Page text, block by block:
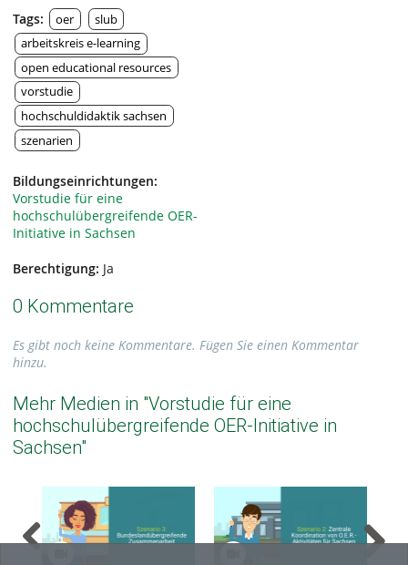
Tags:
oer
slub
arbeitskreis e-learning
open educational resources
vorstudie
hochschuldidaktik sachsen
szenarien
Bildungseinrichtungen:
Vorstudie für eine
hochschulübergreifende OER-
Initiative in Sachsen
Berechtigung: Ja
0 Kommentare
Es gibt noch keine Kommentare. Fügen Sie einen Kommentar
hinzu.
Mehr Medien in "Vorstudie für eine
hochschulübergreifende OER-Initiative in
Sachsen"